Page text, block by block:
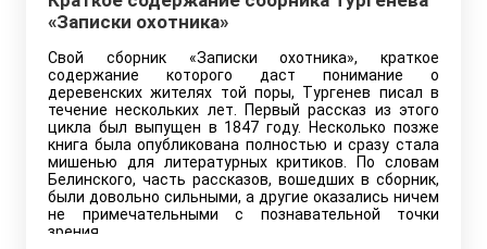
«Записки охотника»
Свой сборник «Записки охотника», краткое
содержание которого даст понимание о
деревенских жителях той поры, Тургенев писал в
течение нескольких лет. Первый рассказ из этого
цикла был выпущен в 1847 году. Несколько позже
книга была опубликована полностью и сразу стала
мишенью для литературных критиков. По словам
Белинского, часть рассказов, вошедших в сборник,
были довольно сильными, а другие оказались ничем
не примечательными с познавательной точки
зрения.